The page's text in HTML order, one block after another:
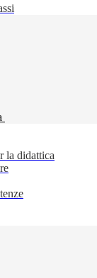
la didattica